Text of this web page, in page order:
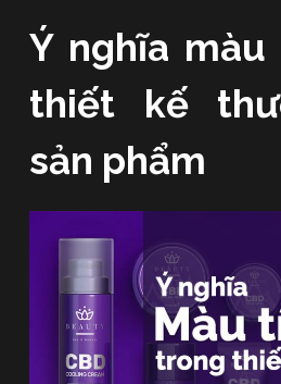
Ý nghĩa
thiết kế
sản phẩm